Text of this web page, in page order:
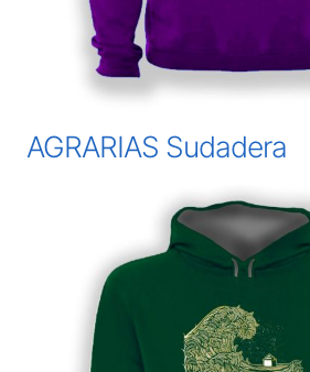
AGRARIAS Sudadera